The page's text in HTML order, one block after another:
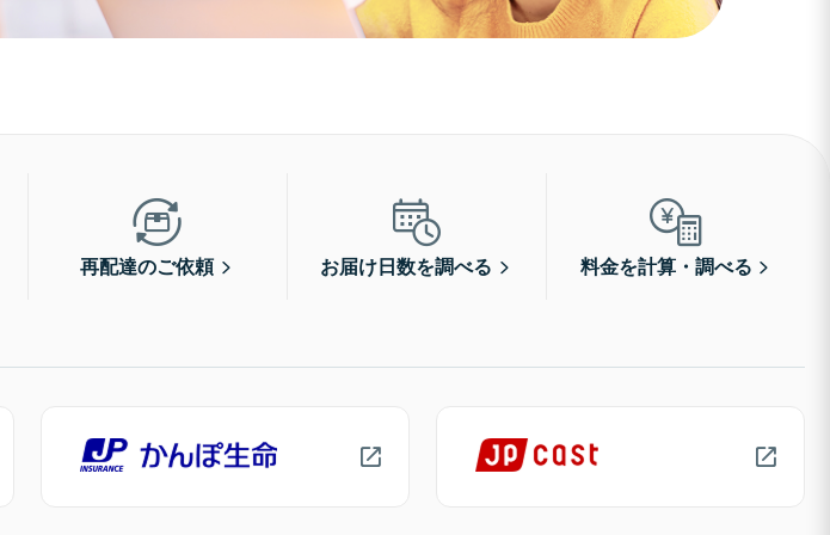
再配達のご依頼 お届け日数を調べる 料金を計算・調べる